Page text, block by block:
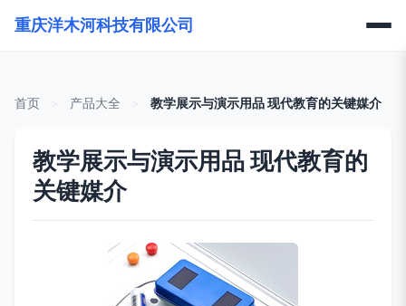
重庆洋木河科技有限公司
首页 产品大全 教学展示与演示用品 现代教育的关键媒介
教学展示与演示用品 现代教育的
关键媒介